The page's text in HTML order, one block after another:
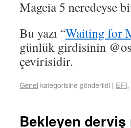
Mageia 5 neredeyse
Bu yazı “Waiting for
günlük girdisinin
çevirisidir.
Genel kategorisine gönderildi | EFI,
Bekleyen derviş